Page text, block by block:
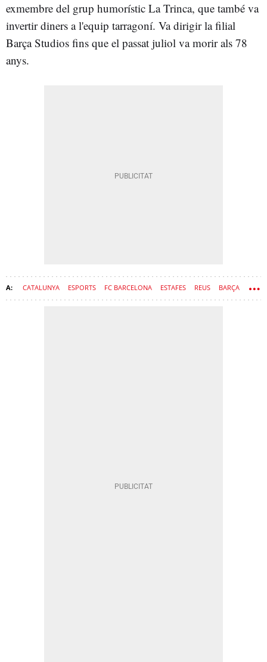
exmembre del grup humorístic La Trinca, que també va
invertir diners a l'equip tarragoní. Va dirigir la filial
Barça Studios fins que el passat juliol va morir als 78
anys.
CATALUNYA ESPORTS FC BARCELONA ESTAFES REUS BARÇA